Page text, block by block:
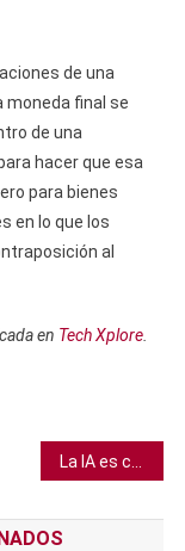
de una
moneda final se
de una
hacer que esa
para bienes
en lo que los
al
en Tech Xplore.